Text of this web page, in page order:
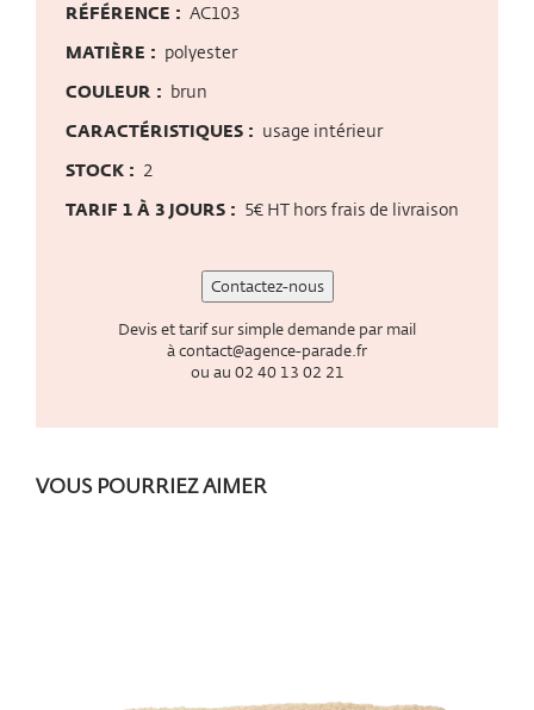
RÉFÉRENCE : AC103
MATIÈRE : polyester
COULEUR : brun
CARACTÉRISTIQUES : usage intérieur
STOCK : 2
TARIF 1 À 3 JOURS : 5€ HT hors frais de livraison
Contactez-nous
Devis et tarif sur simple demande par mail
àcontact@agence-parade.fr
ou au 02 40 13 02 21
VOUS POURRIEZ AIMER